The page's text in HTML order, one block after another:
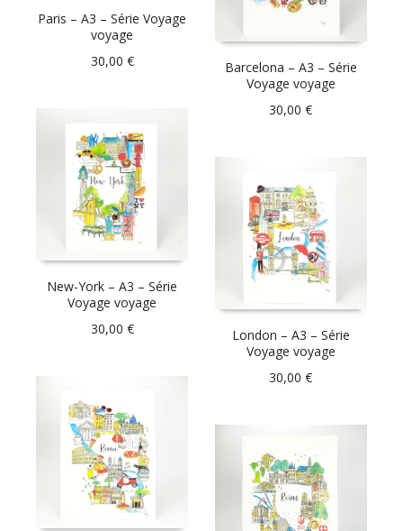
Paris – A3 – Série Voyage
voyage
30,00 €
Barcelona – A3 – Série
Voyage voyage
30,00€
New-York – A3 – Série
Voyage voyage
30,00 €
London – A3 – Série
Voyage voyage
30,00€